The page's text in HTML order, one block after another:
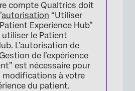
compte Qualtrics doit
autorisation “Utiliser
Experience Hub”
le Patient
L’autorisation de
de l’expérience
est nécessaire pour
modifications à votre
du patient.